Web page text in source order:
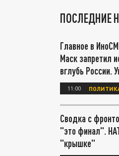
ПОСЛЕДНИЕ
Главное в
Маск запретил
вглубь России.
11:00
Сводка с
"это финал".
"крышке"